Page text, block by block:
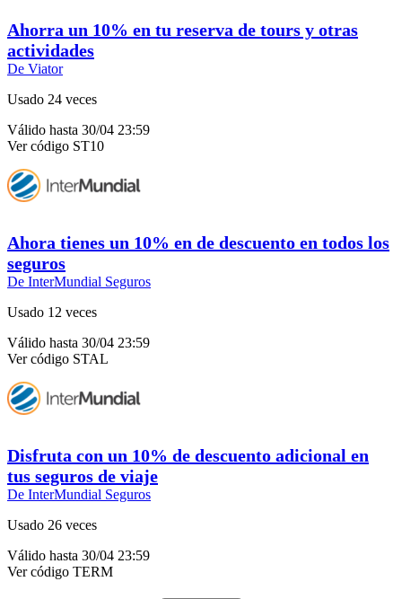
Ahorra un 10% en tu reserva de tours y otras
actividades
De Viator
Usado 24 veces
Válido hasta 30/04 23:59
Ver código ST10
Ahora tienes un 10% en de descuento en todos los
seguros
De InterMundial Seguros
Usado 12 veces
Válido hasta 30/04 23:59
Ver código STAL
Disfruta con un 10% de descuento adicional en
tus seguros de viaje
De InterMundial Seguros
Usado 26 veces
Válido hasta 30/04 23:59
Ver código TERM